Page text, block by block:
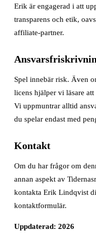
Erik är engagerad i att
transparens och etik,
affiliate-partner.
Spel innebär risk. Även
licens hjälper vi läsare
Vi uppmuntrar alltid
du spelar endast med
Kontakt
Om du har frågor om
annan aspekt av
kontakta Erik Lindqvist
kontaktformulär.
Uppdaterad: 2026